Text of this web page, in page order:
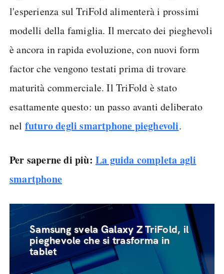
l'esperienza sul TriFold alimenterà i prossimi
modelli della famiglia. Il mercato dei pieghevoli
è ancora in rapida evoluzione, con nuovi form
factor che vengono testati prima di trovare
maturità commerciale. Il TriFold è stato
esattamente questo: un passo avanti deliberato
nel futuro degli smartphone pieghevoli.
Per saperne di più: La guida completa agli
smartphone
Samsung svela Galaxy Z TriFold, il
pieghevole che si trasforma in
tablet